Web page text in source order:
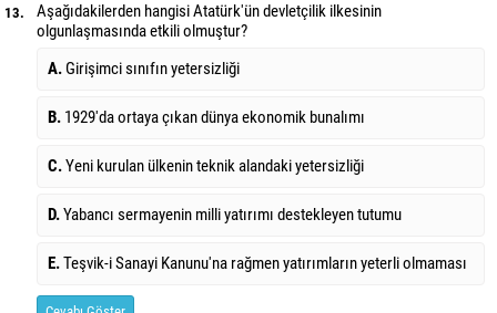
13.
Aşağıdakilerden hangisi Atatürk'ün devletçilik ilkesinin
olgunlaşmasında etkili olmuştur?
A.Girişimci sınıfın yetersizliği
B. 1929'da ortaya çıkan dünya ekonomik bunalımı
C.Yeni kurulan ülkenin teknik alandaki yetersizliği
D.Yabancı sermayenin milli yatırımı destekleyen tutumu
E.Teşvik-i Sanayi Kanunu'na rağmen yatırımların yeterli olmaması